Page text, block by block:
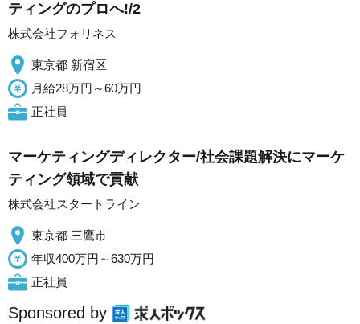
ティングのプロへ!/2
株式会社フォリネス
東京都 新宿区
月給28万円～60万円
正社員
マーケティングディレクター/社会課題解決にマーケ
ティング領域で貢献
株式会社スタートライン
東京都 三鷹市
年収400万円～630万円
正社員
Sponsored by